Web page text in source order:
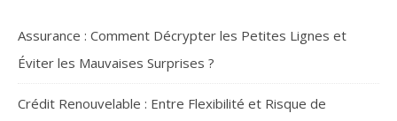
Assurance : Comment Décrypter les Petites Lignes et
Éviter les Mauvaises Surprises ?
Crédit Renouvelable : Entre Flexibilité et Risque de